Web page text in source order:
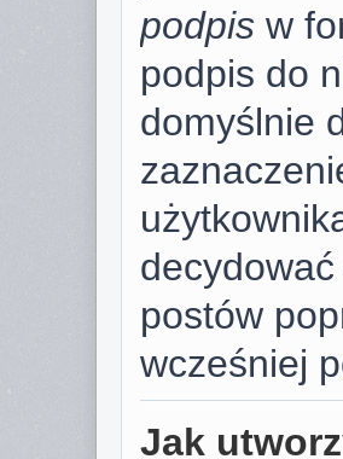
podpis w
podpis do
domyślnie
postów
wcześniej
Jak